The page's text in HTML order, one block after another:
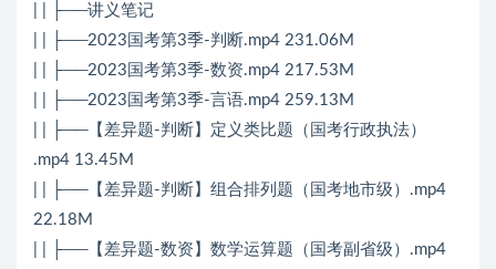
| | ├──讲义笔记
| | ├──2023国考第3季-判断.mp4 231.06M
| | ├──2023国考第3季-数资.mp4 217.53M
| | ├──2023国考第3季-言语.mp4 259.13M
| | ├──【差异题-判断】定义类比题（国考行政执法）
.mp4 13.45M
| | ├──【差异题-判断】组合排列题（国考地市级）.mp4
22.18M
| | ├──【差异题-数资】数学运算题（国考副省级）.mp4